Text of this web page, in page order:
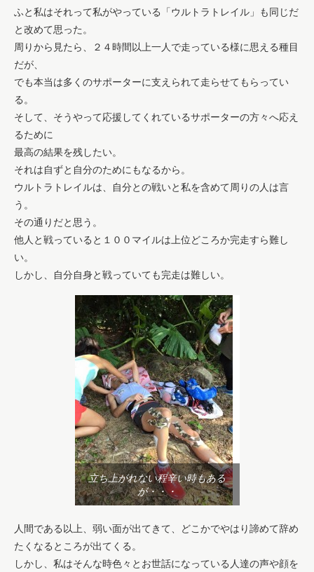
ふと私はそれって私がやっている「ウルトラトレイル」も同じだ
と改めて思った。
周りから見たら、２４時間以上一人で走っている様に思える種目
だが、
でも本当は多くのサポーターに支えられて走らせてもらってい
る。
そして、そうやって応援してくれているサポーターの方々へ応え
るために
最高の結果を残したい。
それは自ずと自分のためにもなるから。
ウルトラトレイルは、自分との戦いと私を含めて周りの人は言
う。
その通りだと思う。
他人と戦っていると１００マイルは上位どころか完走すら難し
い。
しかし、自分自身と戦っていても完走は難しい。
立ち上がれない程辛い時もある
が・・・
人間である以上、弱い面が出てきて、どこかでやはり諦めて辞め
たくなるところが出てくる。
しかし、私はそんな時色々とお世話になっている人達の声や顔を